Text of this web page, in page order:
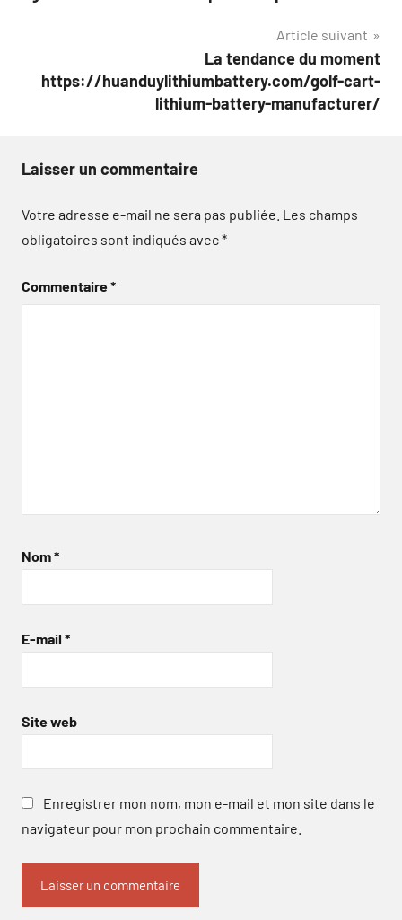
Article suivant
La tendance du moment
https://huanduylithiumbattery.com/golf-cart-
lithium-battery-manufacturer/
Laisser un commentaire
Votre adresse e-mail ne sera pas publiée. Les champs
obligatoires sont indiqués avec*
Commentaire*
Nom*
E-mail *
Site web
Enregistrer mon nom, mon e-mail et mon site dans le
navigateur pour mon prochain commentaire.